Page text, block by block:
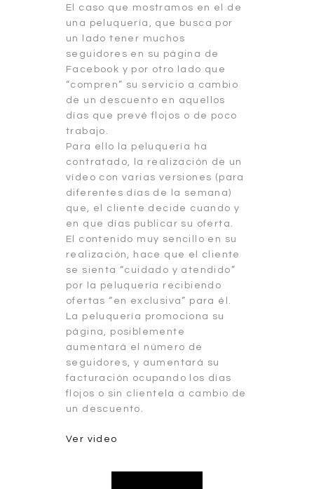
El caso que mostramos en el de
una peluquería, que busca por
un lado tener muchos
seguidores en su página de
Facebook y por otro lado que
“compren” su servicio a cambio
de un descuento en aquellos
días que prevé flojos o de poco
trabajo.
Para ello la peluquería ha
contratado, la realización de un
vídeo con varias versiones (para
diferentes días de la semana)
que, el cliente decide cuando y
en que días publicar su oferta.
El contenido muy sencillo en su
realización, hace que el cliente
se sienta “cuidado y atendido”
por la peluquería recibiendo
ofertas “en exclusiva” para él.
La peluquería promociona su
página, posiblemente
aumentará el número de
seguidores, y aumentará su
facturación ocupando los días
flojos o sin clientela a cambio de
un descuento.
Ver video